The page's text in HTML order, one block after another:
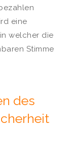
eine
welcher die
Stimme
des